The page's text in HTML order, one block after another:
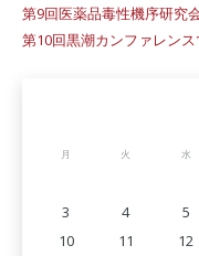
第9回医薬品毒性機序研究
第10回黒潮カンファレン
月 火 水
3
4 5
10
11 12